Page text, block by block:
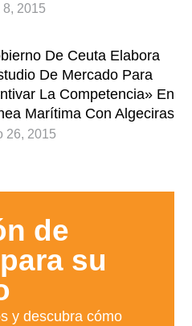
8, 2015
De Ceuta Elabora
De Mercado Para
La Competencia» En
Marítima Con Algeciras
26, 2015
de
su
y descubra cómo